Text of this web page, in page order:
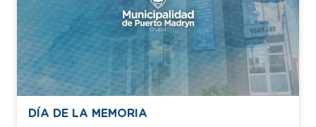
DÍA DE LA MEMORIA